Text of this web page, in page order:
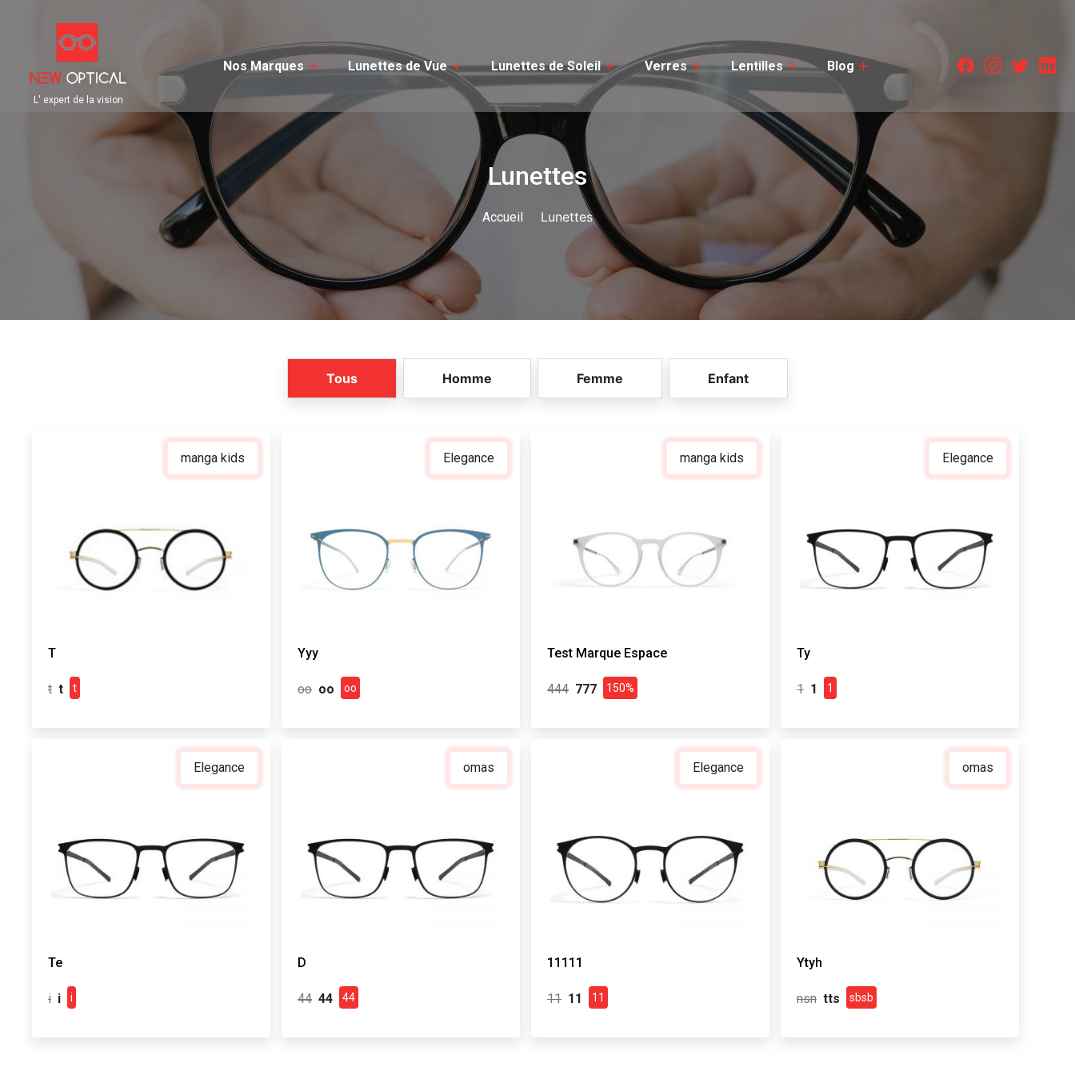
L' expert de la vision
Nos Marques Lunettes de Vue Lunettes de Soleil Verres Lentilles Blog
Lunettes
Accueil Lunettes
Tous Homme Femme Enfant
T
t t t
manga kids
Yyy
oo oo oo
Elegance
Test Marque Espace
444 777 150%
manga kids
Ty
1 1 1
Elegance
Te
i i i
Elegance
D
44 44 44
omas
11111
11 11 11
Elegance
Ytyh
nsn tts sbsb
omas